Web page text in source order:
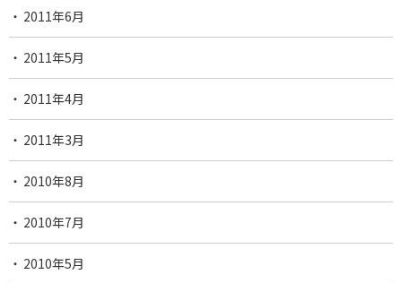
2011年6月
2011年5月
2011年4月
2011年3月
2010年8月
2010年7月
2010年5月